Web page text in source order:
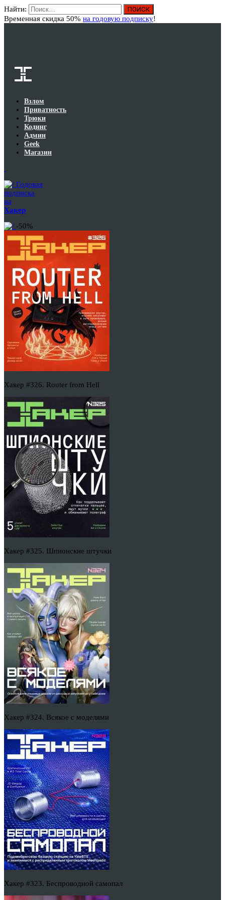
Найти:
Временная скидка 50% на годовую подписку!
Взлом
Приватность
Трюки
Кодинг
Админ
Geek
Магазин
Годовая
подписка
на
Хакер
-50%
Хакер #326. Router from Hell
Хакер #325. Шпионские штучки
Хакер #324. Всякое с моделями
Хакер #323. Беспроводной самопал